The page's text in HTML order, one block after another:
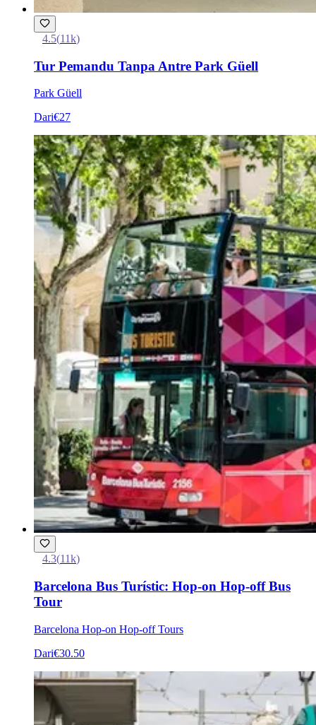
4.5(11k)
Tur Pemandu Tanpa Antre Park Güell
Park Güell
Dari€27
4.3(11k)
Barcelona Bus Turístic: Hop-on Hop-off Bus
Tour
Barcelona Hop-on Hop-off Tours
Dari€30.50